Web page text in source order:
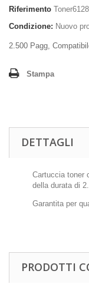
Riferimento
Condizione: Nuovo
2.500 Pagg,
Stampa
DETTAGLI
Cartuccia toner
della durata di
Garantita per
PRODOTTI